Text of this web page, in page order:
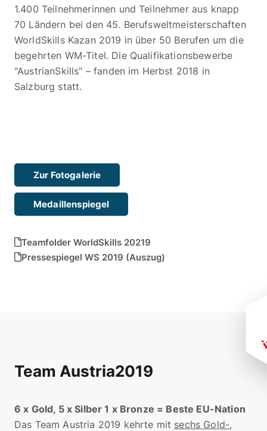
1.400 Teilnehmerinnen und Teilnehmer aus knapp
70 Ländern bei den 45. Berufsweltmeisterschaften
WorldSkills Kazan 2019 in über 50 Berufen um die
begehrten WM-Titel. Die Qualifikationsbewerbe
"AustrianSkills" – fanden im Herbst 2018 in
Salzburg statt.
Zur Fotogalerie
Medaillenspiegel
Teamfolder WorldSkills 20219
Pressespiegel WS 2019 (Auszug)
Team Austria2019
6 x Gold, 5 x Silber 1 x Bronze = Beste EU-Nation
Das Team Austria 2019 kehrte mit sechs Gold-,